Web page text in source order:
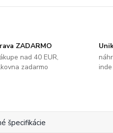
ZADARMO
nad 40 EUR,
zadarmo
špecifikácie